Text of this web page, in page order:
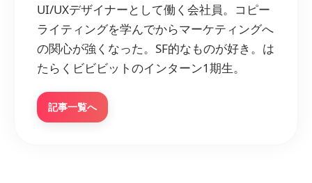
UI/UXデザイナーとして働く会社員。コピー
ライティングを学んでからマーケティングへ
の関心が強くなった。SF的なものが好き。は
たらくビビビットのインターン1期生。
記事一覧へ